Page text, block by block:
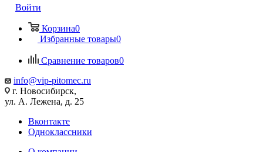
Войти
Корзина0
Избранные товары0
Сравнение товаров0
info@vip-pitomec.ru
г. Новосибирск,
ул. А. Лежена, д. 25
Вконтакте
Одноклассники